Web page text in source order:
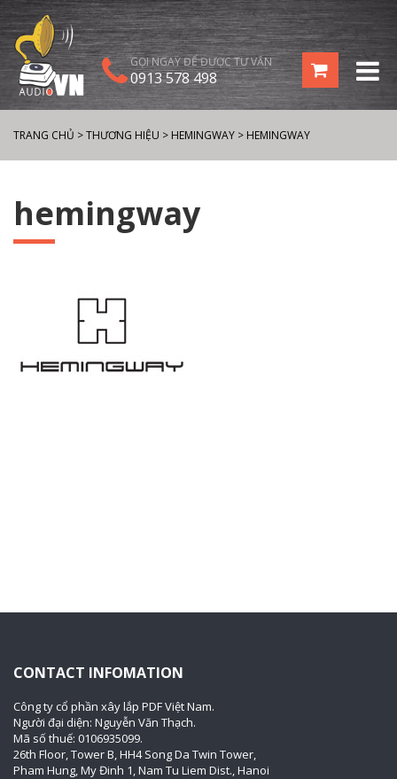
GỌI NGAY ĐỂ ĐƯỢC TƯ VẤN
0913 578 498
TRANG CHỦ >THƯƠNG HIỆU > HEMINGWAY > HEMINGWAY
hemingway
CONTACT INFOMATION
Công ty cổ phần xây lắp PDF Việt Nam.
Người đại diện: Nguyễn Văn Thạch.
Mã số thuế: 0106935099.
26th Floor, Tower B, HH4 Song Da Twin Tower,
Pham Hung, My Đinh 1, Nam Tu Liem Dist., Hanoi